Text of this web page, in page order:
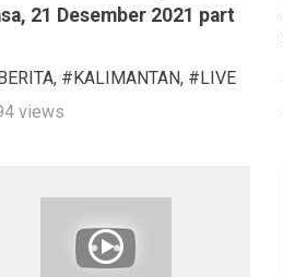
21 Desember 2021 part
, #KALIMANTAN, #LIVE
views